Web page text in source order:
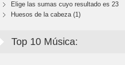
Elige las sumas cuyo resultado es 23
Huesos de la cabeza (1)
Top 10 Música: